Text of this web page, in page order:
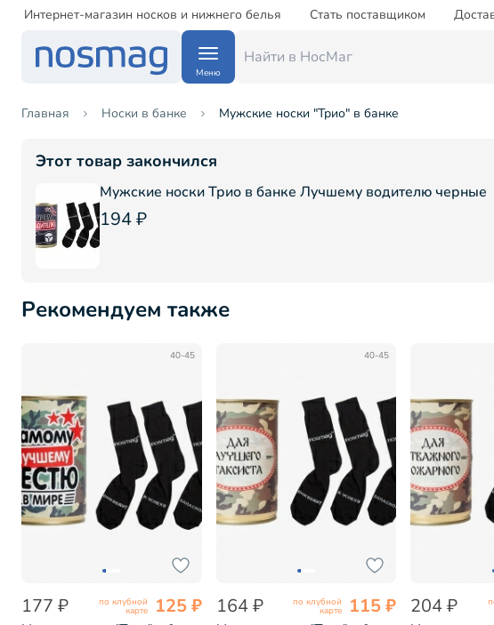
Интернет-магазин носков и нижнего белья Стать поставщиком
Меню
Главная Носки в банке Мужские носки "Трио" в банке
Этот товар закончился
Мужские носки Трио в банке Лучшему водителю черные
194 ₽
Рекомендуем также
40-45
177 ₽ по клубной
карте 125 ₽
40-45
164 ₽ по клубной
карте 115 ₽ 204 ₽